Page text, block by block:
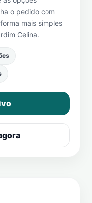
o pedido com
mais simples
Celina.